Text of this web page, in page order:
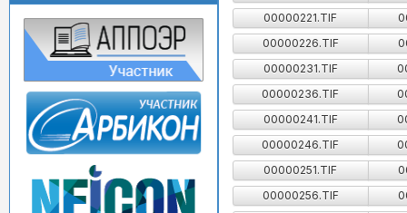
00000221.TIF
00000226.TIF
00000231.TIF
00000236.TIF
00000241.TIF
00000246.TIF
00000251.TIF
00000256.TIF